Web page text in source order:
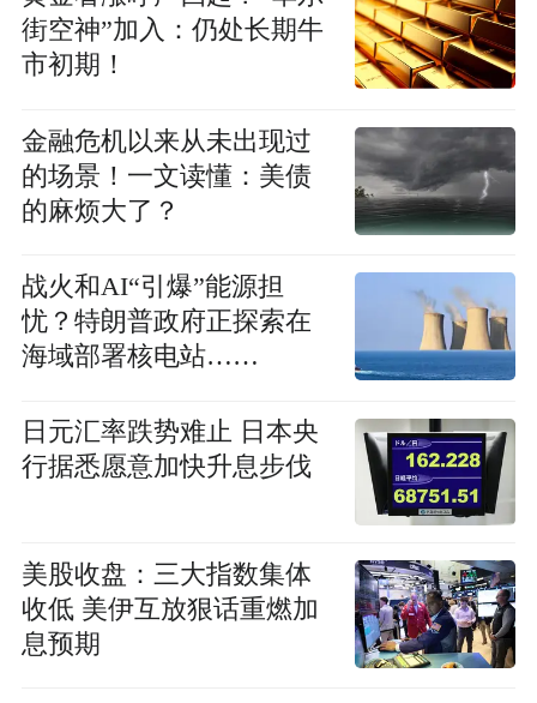
街空神”加入：仍处长期牛
市初期！
金融危机以来从未出现过
的场景！一文读懂：美债
的麻烦大了？
战火和AI“引爆”能源担
忧？特朗普政府正探索在
海域部署核电站……
日元汇率跌势难止 日本央
行据悉愿意加快升息步伐
美股收盘：三大指数集体
收低 美伊互放狠话重燃加
息预期